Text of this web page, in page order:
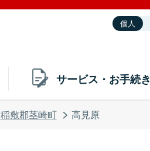
個人
サービス・お手続き
稲敷郡茎崎町 高見原